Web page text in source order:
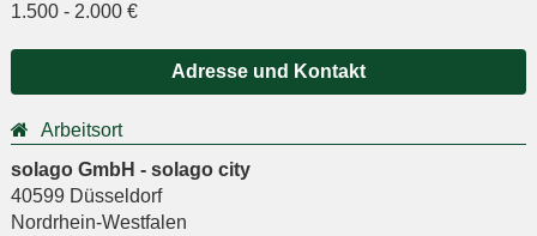
1.500 - 2.000 €
Adresse und Kontakt
Arbeitsort
solago GmbH - solago city
40599 Düsseldorf
Nordrhein-Westfalen